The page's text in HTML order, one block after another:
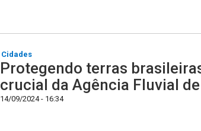
Cidades
Protegendo terras
crucial da Agência Fluvial
14/09/2024 - 16:34